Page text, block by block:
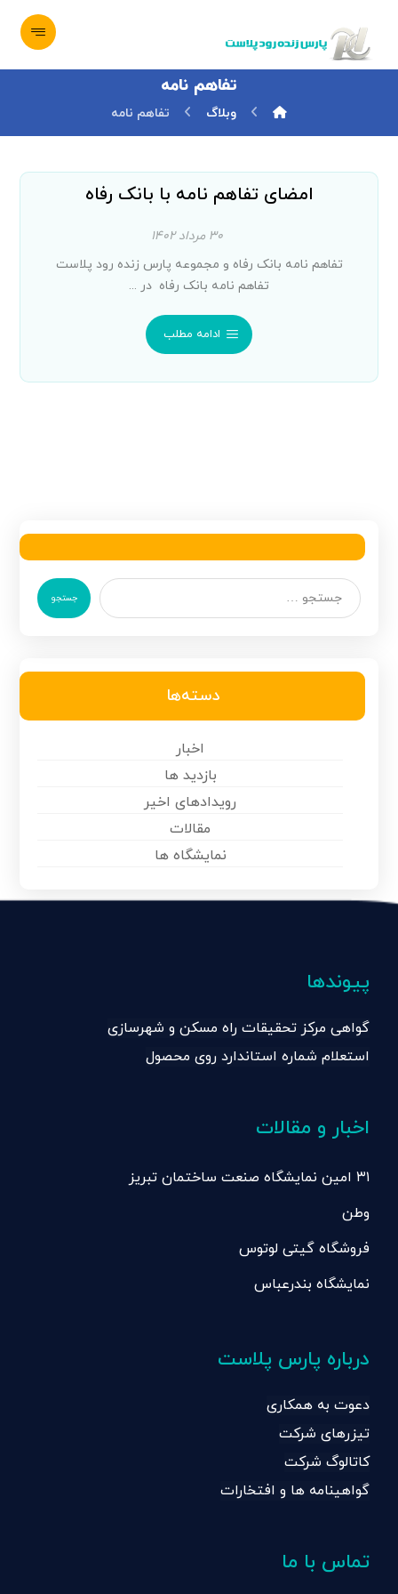
تفاهم نامه
وبلاگ تفاهم نامه
امضای تفاهم نامه با بانک رفاه
۳۰ مرداد ۱۴۰۲
تفاهم نامه بانک رفاه و مجموعه پارس زنده رود پلاست
تفاهم نامه بانک رفاه در ...
ادامه مطلب
جستجو
دسته‌ها
اخبار
بازدید ها
رویدادهای اخیر
مقالات
نمایشگاه ها
پیوندها
گواهی مرکز تحقیقات راه مسکن و شهرسازی
استعلام شماره استاندارد روی محصول
اخبار و مقالات
۳۱ امین نمایشگاه صنعت ساختمان تبریز
وطن
فروشگاه گیتی لوتوس
نمایشگاه بندرعباس
درباره پارس پلاست
دعوت به همکاری
تیزرهای شرکت
کاتالوگ شرکت
گواهینامه ها و افتخارات
تماس با ما